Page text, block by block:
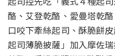
酪、艾登乾酪、愛曼塔乾
口咬下牽絲起司、酥脆餅
起司薄脆披薩」加入摩佐